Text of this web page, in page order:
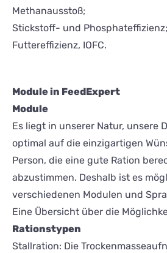
Methanausstoß;
Stickstoff- und Phosphateffizienz;
Futtereffizienz, IOFC.
Module in FeedExpert
Module
Es liegt in unserer Natur, unsere
optimal auf die einzigartigen
Person, die eine gute Ration
abzustimmen. Deshalb ist es
verschiedenen Modulen und
Eine Übersicht über die
Rationstypen
Stallration: Die